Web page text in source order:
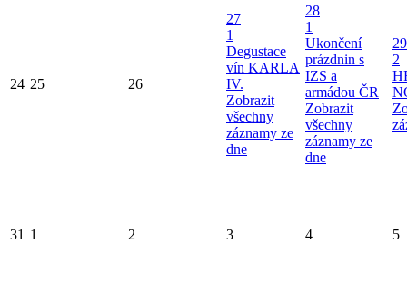
24 25 26
27
1
Degustace
vín KARLA
IV.
Zobrazit
všechny
záznamy ze
dne
28
1
Ukončení
prázdnin s
IZS a
armádou ČR
Zobrazit
všechny
záznamy ze
dne
29
2
31 1 2 3 4 5